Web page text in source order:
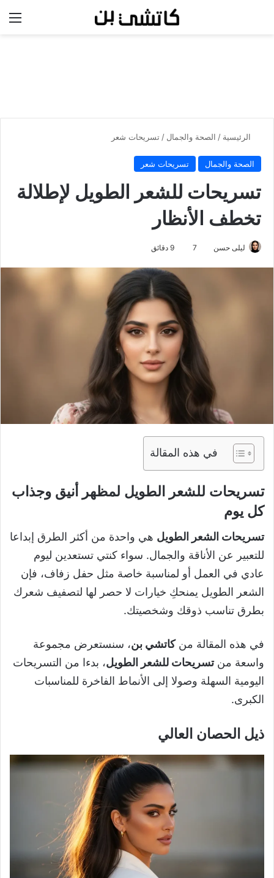
الرئيسية / الصحة والجمال / تسريحات شعر
الصحة والجمال تسريحات شعر
تسريحات للشعر الطويل لإطلالة
تخطف الأنظار
ليلى حسن 7
في هذه المقالة
تسريحات للشعر الطويل لمظهر أنيق وجذاب
كل يوم
تسريحات الشعر الطويل هي واحدة من أكثر الطرق إبداعا
للتعبير عن الأناقة والجمال. سواء كنتي تستعدين ليوم
عادي في العمل أو لمناسبة خاصة مثل حفل زفاف، فإن
الشعر الطويل يمنحكِ خيارات لا حصر لها لتصفيف شعرك
بطرق تناسب ذوقك وشخصيتك.
في هذه المقالة منكاتشي بن، سنستعرض مجموعة
واسعة منتسريحات للشعر الطويل، بدءا من التسريحات
اليومية السهلة وصولا إلى الأنماط الفاخرة للمناسبات
الكبرى.
ذيل الحصان العالي